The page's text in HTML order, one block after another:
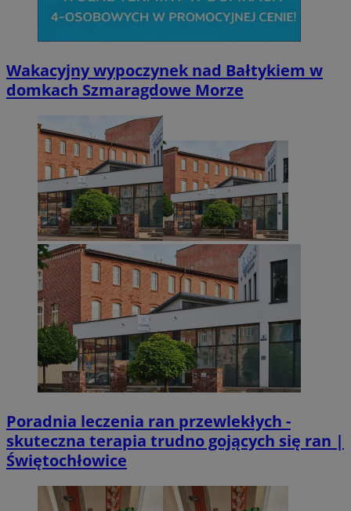
Wakacyjny wypoczynek nad Bałtykiem w
domkach Szmaragdowe Morze
Poradnia leczenia ran przewlekłych -
skuteczna terapia trudno gojących się ran |
Świętochłowice